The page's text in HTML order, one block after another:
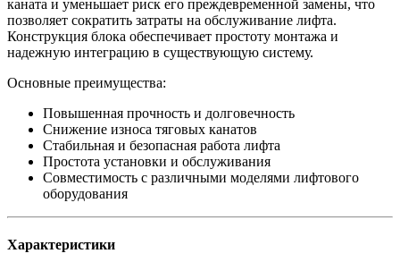
каната и уменьшает риск его преждевременной замены, что
позволяет сократить затраты на обслуживание лифта.
Конструкция блока обеспечивает простоту монтажа и
надежную интеграцию в существующую систему.
Основные преимущества:
Повышенная прочность и долговечность
Снижение износа тяговых канатов
Стабильная и безопасная работа лифта
Простота установки и обслуживания
Совместимость с различными моделями лифтового
оборудования
Характеристики